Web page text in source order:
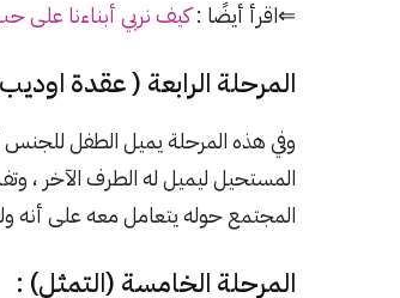
⇐اقرأ أيضًا :كيف نربي أبناءنا على
المرحلة الرابعة ( عقدة اوديب
وفي هذه المرحلة يميل الطفل للجنس
المستحيل ليميل له الطرف الآخر ،
المجتمع حوله يتعامل معه على أنه
المرحلة الخامسة (التمثل) :